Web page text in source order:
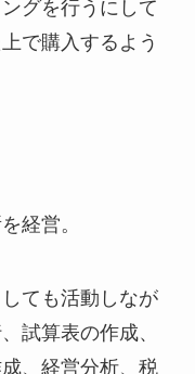
グを行うにして
で購入するよう
経営。
ても活動しなが
試算表の作成、
、経営分析、税